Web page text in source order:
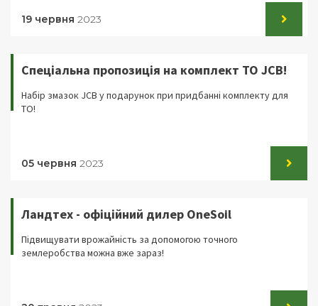
19 червня 2023
Спеціальна пропозиція на комплект ТО JCB!
Набір змазок JCB у подарунок при придбанні комплекту для
ТО!
05 червня 2023
Ландтех - офіційний дилер OneSoil
Підвищувати врожайність за допомогою точного
землеробства можна вже зараз!